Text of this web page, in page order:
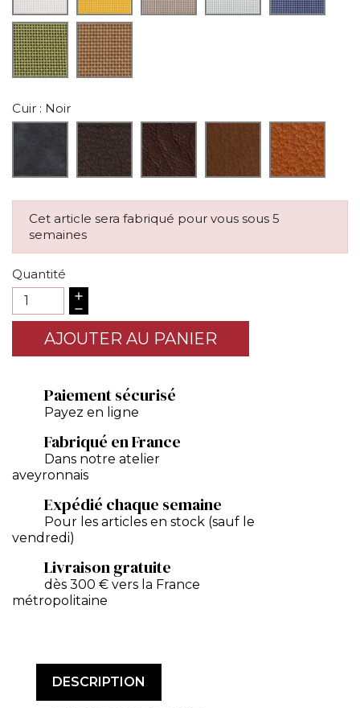
Cuir : Noir
Cet article sera fabriqué pour vous sous 5
semaines
Quantité
AJOUTER AU PANIER
Paiement sécurisé
Payez en ligne
Fabriqué en France
Dans notre atelier
aveyronnais
Expédié chaque semaine
Pour les articles en stock (sauf le
vendredi)
Livraison gratuite
dès 300 € vers la France
métropolitaine
DESCRIPTION